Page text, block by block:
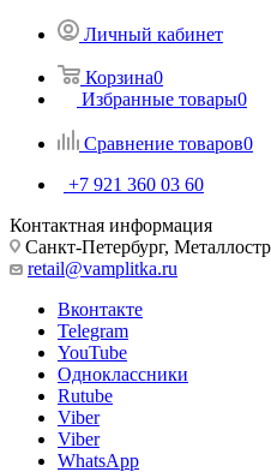
Личный кабинет
Корзина0
Избранные товары0
Сравнение товаров0
+7 921 360 03 60
Контактная информация
Санкт-Петербург,
retail@vamplitka.ru
Вконтакте
Telegram
YouTube
Одноклассники
Rutube
Viber
Viber
WhatsApp